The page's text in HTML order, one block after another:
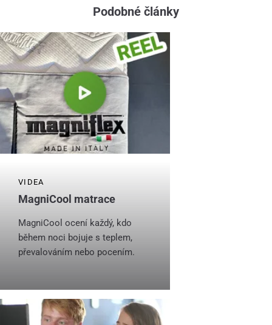
Podobné články
VIDEA
MagniCool matrace
MagniCool ocení každý, kdo
během noci bojuje s teplem,
převalováním nebo pocením.